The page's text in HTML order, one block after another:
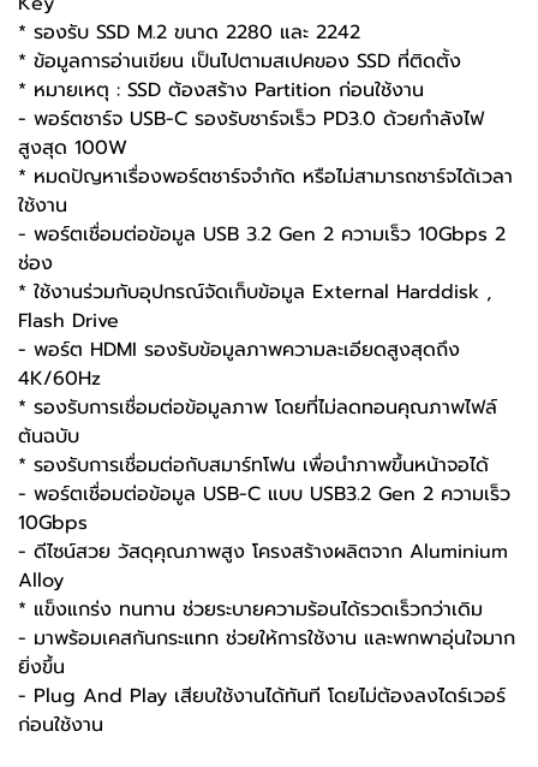
* รองรับ SSD M.2 ขนาด 2280 และ 2242
* ข้อมูลการอ่านเขียน เป็นไปตามสเปคของ SSD ที่ติดตั้ง
* หมายเหตุ : SSD ต้องสร้าง Partition ก่อนใช้งาน
- พอร์ตชาร์จ USB-C รองรับชาร์จเร็ว PD3.0 ด้วยกำลังไฟ
สูงสุด 100W
* หมดปัญหาเรื่องพอร์ตชาร์จจำกัด หรือไม่สามารถชาร์จได้เวลา
ใช้งาน
- พอร์ตเชื่อมต่อข้อมูล USB 3.2 Gen 2 ความเร็ว 10Gbps 2
ช่อง
* ใช้งานร่วมกับอุปกรณ์จัดเก็บข้อมูล External Harddisk ,
Flash Drive
- พอร์ต HDMI รองรับข้อมูลภาพความละเอียดสูงสุดถึง
4K/60Hz
* รองรับการเชื่อมต่อข้อมูลภาพ โดยที่ไม่ลดทอนคุณภาพไฟล์
ต้นฉบับ
* รองรับการเชื่อมต่อกับสมาร์ทโฟน เพื่อนำภาพขึ้นหน้าจอได้
- พอร์ตเชื่อมต่อข้อมูล USB-C แบบ USB3.2 Gen 2 ความเร็ว
10Gbps
- ดีไซน์สวย วัสดุคุณภาพสูง โครงสร้างผลิตจาก Aluminium
Alloy
* แข็งแกร่ง ทนทาน ช่วยระบายความร้อนได้รวดเร็วกว่าเดิม
- มาพร้อมเคสกันกระแทก ช่วยให้การใช้งาน และพกพาอุ่นใจมาก
ยิ่งขึ้น
- Plug And Play เสียบใช้งานได้ทันที โดยไม่ต้องลงไดร์เวอร์
ก่อนใช้งาน